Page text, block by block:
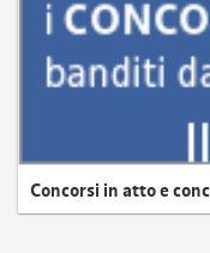
Concorsi in atto e